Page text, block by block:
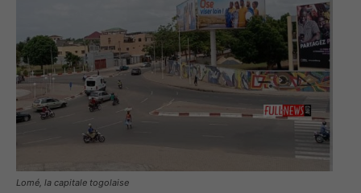
Lomé, la capitale togolaise